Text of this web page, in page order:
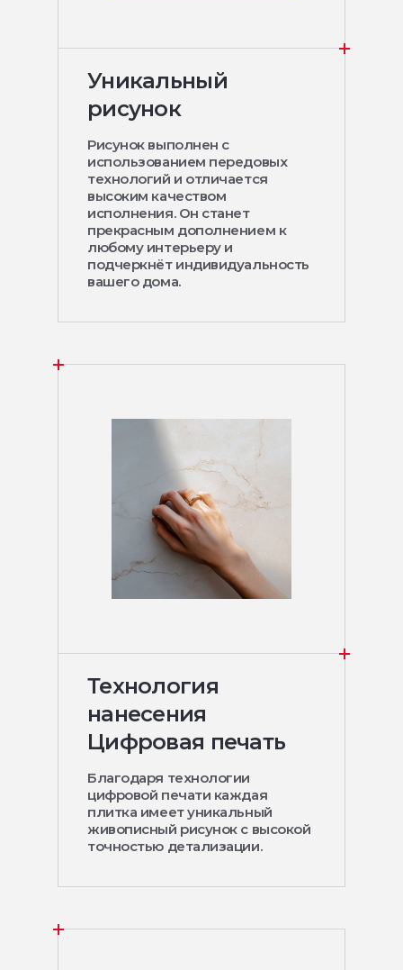
Уникальный
рисунок
Рисунок выполнен с
использованием передовых
технологий и отличается
высоким качеством
исполнения. Он станет
прекрасным дополнением к
любому интерьеру и
подчеркнёт индивидуальность
вашего дома.
Технология
нанесения
Цифровая печать
Благодаря технологии
цифровой печати каждая
плитка имеет уникальный
живописный рисунок с высокой
точностью детализации.